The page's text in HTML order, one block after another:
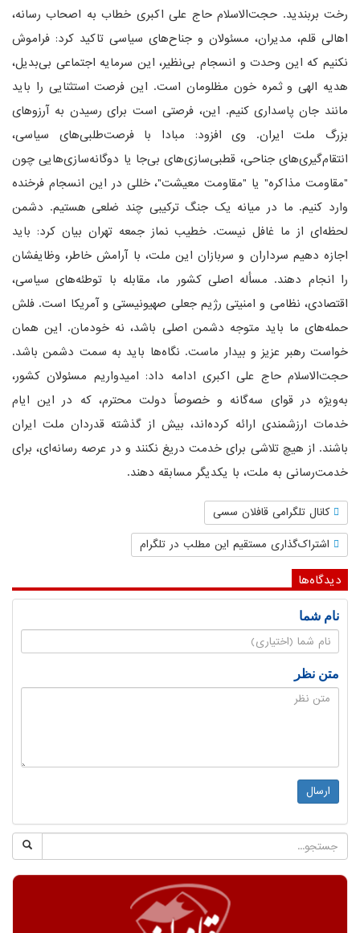
رخت بربندید. حجت‌الاسلام حاج علی اکبری خطاب به اصحاب رسانه،
اهالی قلم، مدیران، مسئولان و جناح‌های سیاسی تاکید کرد: فراموش
نکنیم که این وحدت و انسجام بی‌نظیر، این سرمایه اجتماعی بی‌بدیل،
هدیه الهی و ثمره خون مظلومان است. این فرصت استثنایی را باید
مانند جان پاسداری کنیم. این، فرصتی است برای رسیدن به آرزوهای
بزرگ ملت ایران. وی افزود: مبادا با فرصت‌طلبی‌های سیاسی،
انتقام‌گیری‌های جناحی، قطبی‌سازی‌های بی‌جا یا دوگانه‌سازی‌هایی چون
"مقاومت مذاکره" یا "مقاومت معیشت"، خللی در این انسجام فرخنده
وارد کنیم. ما در میانه یک جنگ ترکیبی چند ضلعی هستیم. دشمن
لحظه‌ای از ما غافل نیست. خطیب نماز جمعه تهران بیان کرد: باید
اجازه دهیم سرداران و سربازان این ملت، با آرامش خاطر، وظایفشان
را انجام دهند. مسأله اصلی کشور ما، مقابله با توطئه‌های سیاسی،
اقتصادی، نظامی و امنیتی رژیم جعلی صهیونیستی و آمریکا است. فلش
حمله‌های ما باید متوجه دشمن اصلی باشد، نه خودمان. این همان
خواست رهبر عزیز و بیدار ماست. نگاه‌ها باید به سمت دشمن باشد.
حجت‌الاسلام حاج علی اکبری ادامه داد: امیدواریم مسئولان کشور،
به‌ویژه در قوای سه‌گانه و خصوصاً دولت محترم، که در این ایام
خدمات ارزشمندی ارائه کرده‌اند، بیش از گذشته قدردان ملت ایران
باشند. از هیچ تلاشی برای خدمت دریغ نکنند و در عرصه رسانه‌ای، برای
خدمت‌رسانی به ملت، با یکدیگر مسابقه دهند.
کانال تلگرامی قافلان سسی
اشتراک‌گذاری مستقیم این مطلب در تلگرام
دیدگاه‌ها
نام شما
متن نظر
ارسال